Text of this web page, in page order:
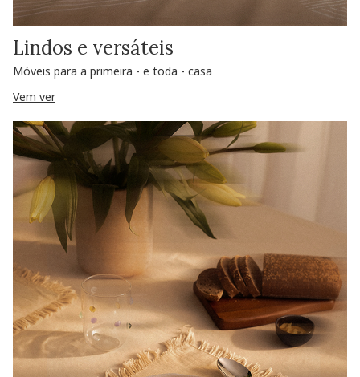
Lindos e versáteis
Móveis para a primeira - e toda - casa
Vem ver